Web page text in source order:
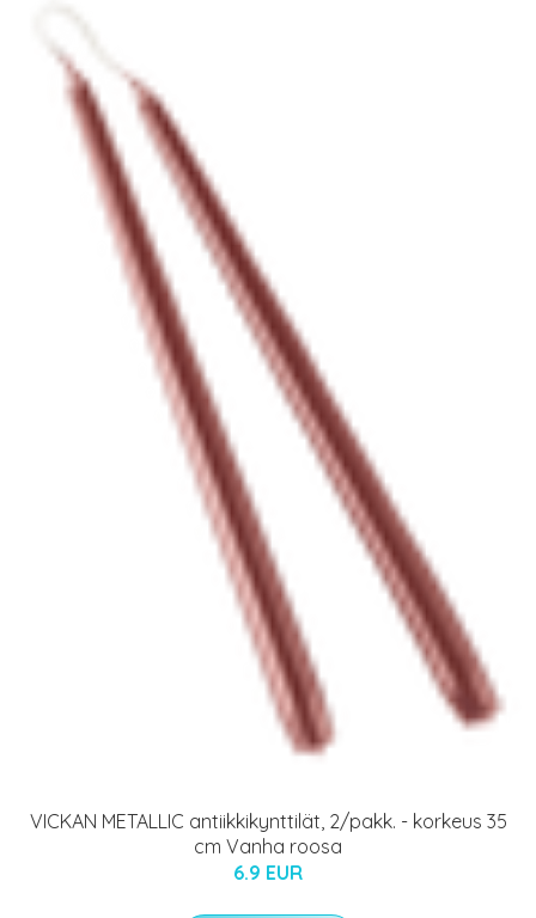
VICKAN METALLIC antiikkikynttilät, 2/pakk. - korkeus 35
cm Vanha roosa
6.9 EUR